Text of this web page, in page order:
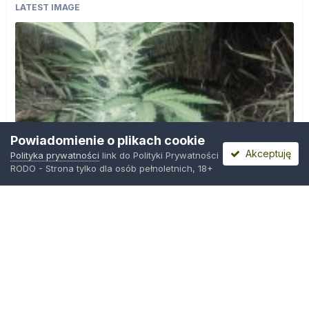
LATEST IMAGE
Powiadomienie o plikach cookie
Polityka prywatności link do Polityki Prywatności
RODO - Strona tylko dla osób pełnoletnich, 18+
Akceptuję